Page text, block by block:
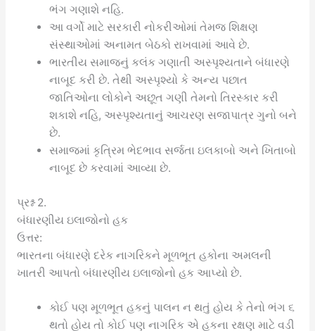
ભંગ ગણાશે નહિ.
આ વર્ગો માટે સરકારી નોકરીઓમાં તેમજ શિક્ષણ
સંસ્થાઓમાં અનામત બેઠકો રાખવામાં આવે છે.
ભારતીય સમાજનું કલંક ગણાતી અસ્પૃશ્યતાને બંધારણે
નાબૂદ કરી છે. તેથી અસ્પૃશ્યો કે અન્ય પછાત
જાતિઓના લોકોને અછૂત ગણી તેમનો તિરસ્કાર કરી
શકાશે નહિ, અસ્પૃશ્યતાનું આચરણ સજાપાત્ર ગુનો બને
છે.
સમાજમાં કૃત્રિમ ભેદભાવ સર્જતા ઇલકાબો અને ખિતાબો
નાબૂદ છે કરવામાં આવ્યા છે.
પ્રશ્ન 2.
બંધારણીય ઇલાજોનો હક
ઉત્તર:
ભારતના બંધારણે દરેક નાગરિકને મૂળભૂત હકોના અમલની
ખાતરી આપતો બંધારણીય ઇલાજોનો હક આપ્યો છે.
કોઈ પણ મૂળભૂત હકનું પાલન ન થતું હોય કે તેનો ભંગ ૬
થતો હોય તો કોઈ પણ નાગરિક એ હકના રક્ષણ માટે વડી